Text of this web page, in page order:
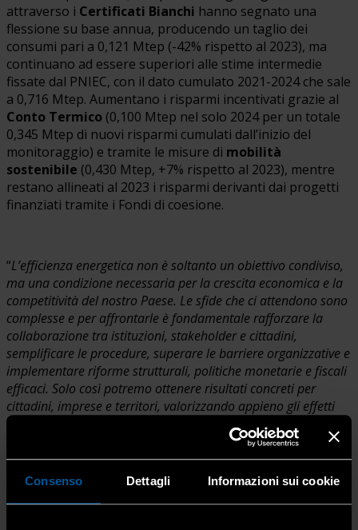
Consenso Dettagli Informazioni sui cookie
attraverso i Certificati Bianchi hanno segnato una
flessione su base annua, producendo un taglio dei
consumi pari a 0,121 Mtep (-42% rispetto al 2023), ma
continuano ad essere superiori alle stime intermedie
fissate dal PNIEC, con il dato cumulato 2021-2024 che sale
a 0,716 Mtep. Aumentano i risparmi incentivati grazie al
Conto Termico (0,100 Mtep nel solo 2024 per un totale
0,345 Mtep di nuovi risparmi cumulati dall’inizio del
monitoraggio) e tramite le misure di mobilità
sostenibile (0,430 Mtep, +7% rispetto al 2023), mentre
restano allineati al 2023 i risparmi derivanti dai progetti
finanziati tramite i Fondi di coesione.
“L’efficienza energetica non è soltanto un obiettivo condiviso,
ma una condizione necessaria per la crescita economica e la
competitività del nostro Paese. Le sfide che ci attendono sono
complesse e per affrontarle è fondamentale rafforzare la
collaborazione tra istituzioni, stakeholder e cittadini,
semplificare le procedure, superare le barriere organizzative e
implementare riforme strutturali, politiche monetarie e fiscali
efficaci. Solo così potremo ottenere risultati concreti per
cittadini, imprese e territori, valorizzando appieno gli effetti
benefici
Ministro, Pichetto Fratin.
questo percorso, ENEA è e continuerà a essere il riferimento
tecnico-scientifico del Ministero: un punto di forza nella
ricerca, nell’innovazione e nell’attuazione delle direttive